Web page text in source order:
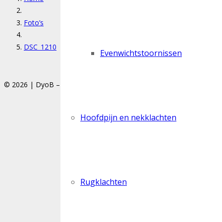
Evenwichtstoornissen
Hoofdpijn en nekklachten
Rugklachten
Foto’s
DSC_1210
© 2026 | DyoB – Steenweg 79/1, 3450 Herk-de-Stad